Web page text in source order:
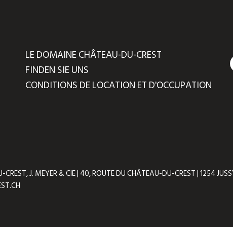
LE DOMAINE CHÂTEAU-DU-CREST
FINDEN SIE UNS
CONDITIONS DE LOCATION ET D'OCCUPATION
J. MEYER & CIE | 40, ROUTE DU CHÂTEAU-DU-CREST | 1254